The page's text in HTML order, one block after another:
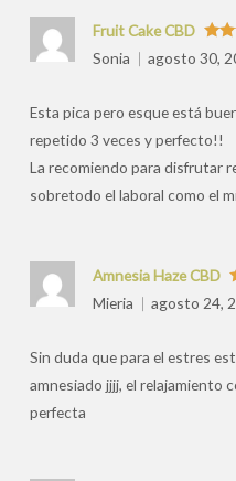
con
Fruit Cake CBD
Sonia
agosto 30,
Esta pica pero esque está
repetido 3 veces y perfecto!!
La recomiendo para disfrutar
sobretodo el laboral como el
Amnesia Haze CBD
Mieria
agosto 24,
Sin duda que para el estres
amnesiado jjjj, el relajamiento
perfecta